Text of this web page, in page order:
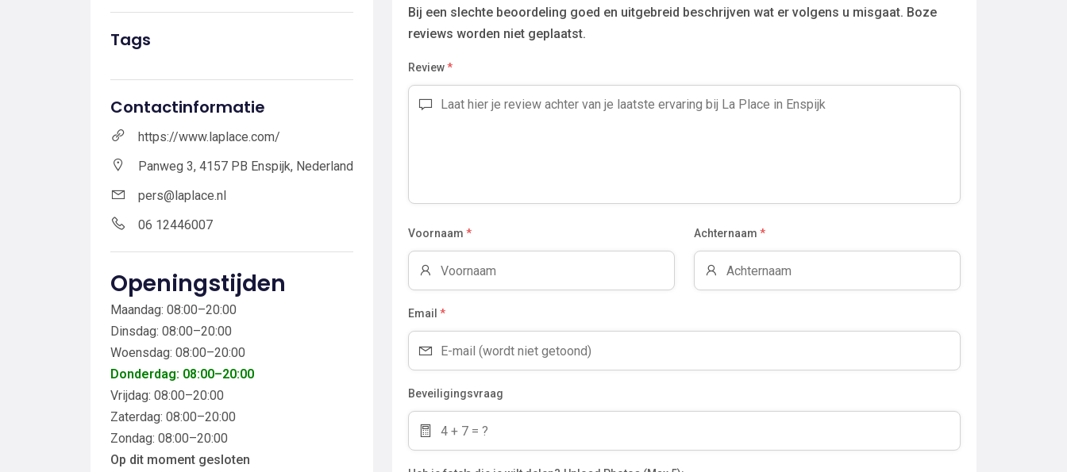
Tags
Contactinformatie
https://www.laplace.com/
Panweg 3, 4157 PB Enspijk, Nederland
pers@laplace.nl
06 12446007
Openingstijden
Maandag: 08:00–20:00
Dinsdag: 08:00–20:00
Woensdag: 08:00–20:00
Donderdag: 08:00–20:00
Vrijdag: 08:00–20:00
Zaterdag: 08:00–20:00
Zondag: 08:00–20:00
Op dit moment gesloten
Bij een slechte beoordeling goed en uitgebreid beschrijven wat er volgens u misgaat. Boze
reviews worden niet geplaatst.
Review*
Voornaam * Achternaam *
Email *
Beveiligingsvraag